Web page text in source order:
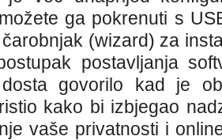
ga pokrenuti s
čarobnjak (wizard) za
postavljanja
govorilo kad je
kako bi izbjegao
vaše privatnosti i